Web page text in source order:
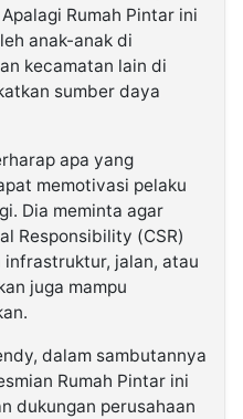
Rumah Pintar ini
anak-anak di
kecamatan lain di
sumber daya
apa yang
memotivasi pelaku
Dia meminta agar
Responsibility (CSR)
jalan, atau
juga mampu
dalam sambutannya
Rumah Pintar ini
dukungan perusahaan